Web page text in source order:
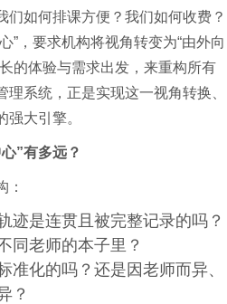
们如何排课方便？我们如何收费？
”，要求机构将视角转变为“由外向
的体验与需求出发，来重构所有
理系统，正是实现这一视角转换、
强大引擎。
”有多远？
：
迹是连贯且被完整记录的吗？
同老师的本子里？
准化的吗？还是因老师而异、
？